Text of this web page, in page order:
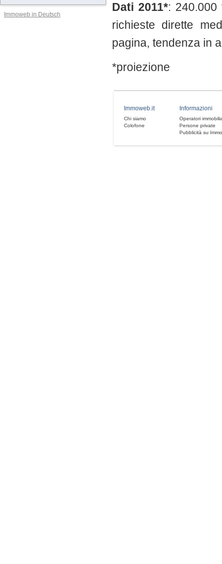
Immoweb in Deutsch
Dati 2011*: 240.000
richieste dirette
pagina, tendenza in
*proiezione
Immoweb.it
Chi siamo
Colofone
Informazioni
Operatori
Persone private
Pubblicità su